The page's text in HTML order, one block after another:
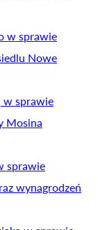
w sprawie
Nowe
w sprawie
Mosina
sprawie
wynagrodzeń